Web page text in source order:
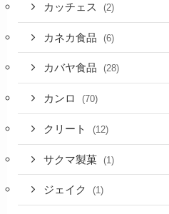
カッチェス (2)
カネカ食品 (6)
カバヤ食品 (28)
カンロ (70)
クリート (12)
サクマ製菓 (1)
ジェイク (1)